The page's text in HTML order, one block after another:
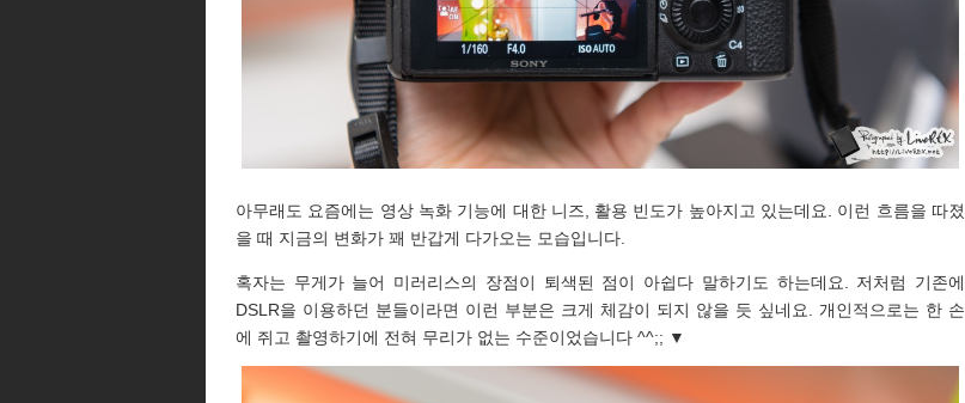
아무래도 요즘에는 영상 녹화 기능에 대한 니즈, 활용 빈도가 높아지고 있는데요. 이런 흐름을 따졌
을 때 지금의 변화가 꽤 반갑게 다가오는 모습입니다.
혹자는 무게가 늘어 미러리스의 장점이 퇴색된 점이 아쉽다 말하기도 하는데요. 저처럼 기존에
DSLR을 이용하던 분들이라면 이런 부분은 크게 체감이 되지 않을 듯 싶네요. 개인적으로는 한 손
에 쥐고 촬영하기에 전혀 무리가 없는 수준이었습니다 ^^;; ▼